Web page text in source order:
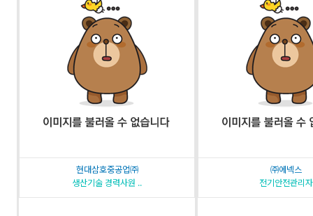
현대삼호중공업㈜
생산기술 경력사원 ..
㈜에넥스
전기안전관리자